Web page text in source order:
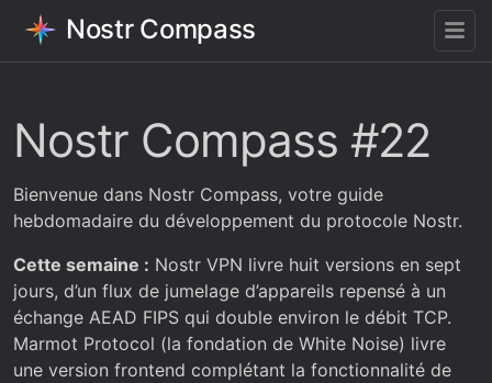
Nostr Compass
Nostr Compass #22
Bienvenue dans Nostr Compass, votre guide
hebdomadaire du développement du protocole Nostr.
Cette semaine : Nostr VPN livre huit versions en sept
jours, d’un flux de jumelage d’appareils repensé à un
échange AEAD FIPS qui double environ le débit TCP.
Marmot Protocol (la fondation de White Noise) livre
une version frontend complétant la fonctionnalité de